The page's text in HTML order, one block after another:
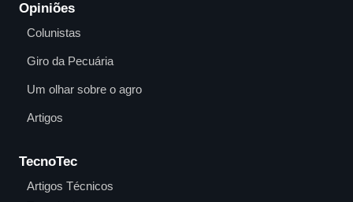
Opiniões
Colunistas
Giro da Pecuária
Um olhar sobre o agro
Artigos
TecnoTec
Artigos Técnicos